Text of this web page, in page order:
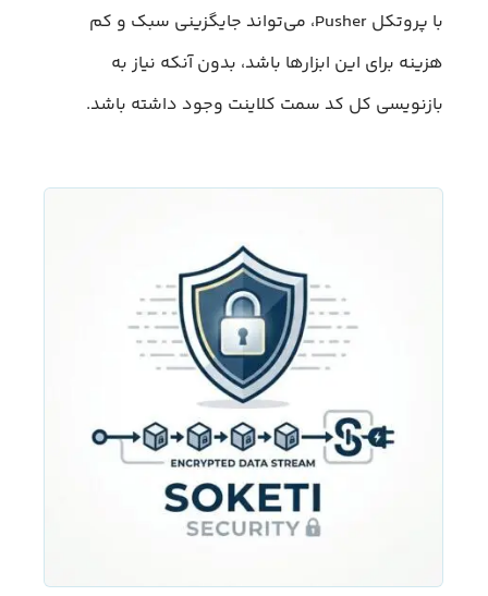
با پروتکل Pusher، می‌تواند جایگزینی سبک و کم
هزینه برای این ابزارها باشد، بدون آنکه نیاز به
بازنویسی کل کد سمت کلاینت وجود داشته باشد.